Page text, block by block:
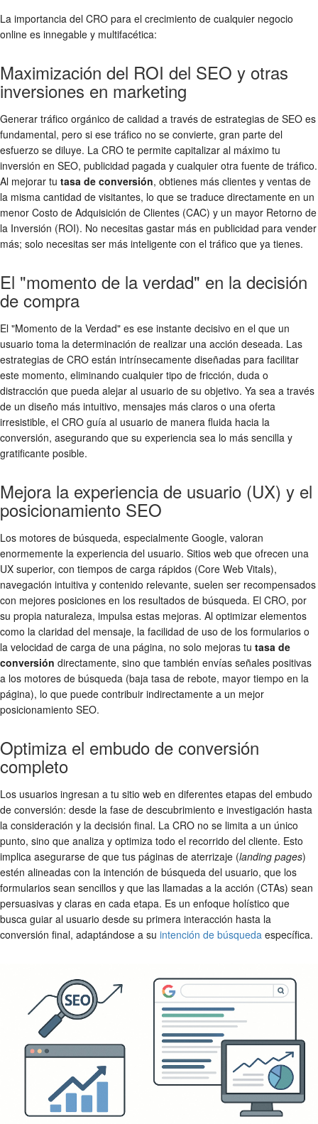
La importancia del CRO para el crecimiento de cualquier negocio
online es innegable y multifacética:
Maximización del ROI del SEO y otras
inversiones en marketing
Generar tráfico orgánico de calidad a través de estrategias de SEO es
fundamental, pero si ese tráfico no se convierte, gran parte del
esfuerzo se diluye. La CRO te permite capitalizar al máximo tu
inversión en SEO, publicidad pagada y cualquier otra fuente de tráfico.
Al mejorar tu tasa de conversión, obtienes más clientes y ventas de
la misma cantidad de visitantes, lo que se traduce directamente en un
menor Costo de Adquisición de Clientes (CAC) y un mayor Retorno de
la Inversión (ROI). No necesitas gastar más en publicidad para vender
más; solo necesitas ser más inteligente con el tráfico que ya tienes.
El "momento de la verdad" en la decisión
de compra
El "Momento de la Verdad" es ese instante decisivo en el que un
usuario toma la determinación de realizar una acción deseada. Las
estrategias de CRO están intrínsecamente diseñadas para facilitar
este momento, eliminando cualquier tipo de fricción, duda o
distracción que pueda alejar al usuario de su objetivo. Ya sea a través
de un diseño más intuitivo, mensajes más claros o una oferta
irresistible, el CRO guía al usuario de manera fluida hacia la
conversión, asegurando que su experiencia sea lo más sencilla y
gratificante posible.
Mejora la experiencia de usuario (UX) y el
posicionamiento SEO
Los motores de búsqueda, especialmente Google, valoran
enormemente la experiencia del usuario. Sitios web que ofrecen una
UX superior, con tiempos de carga rápidos (Core Web Vitals),
navegación intuitiva y contenido relevante, suelen ser recompensados
con mejores posiciones en los resultados de búsqueda. El CRO, por
su propia naturaleza, impulsa estas mejoras. Al optimizar elementos
como la claridad del mensaje, la facilidad de uso de los formularios o
la velocidad de carga de una página, no solo mejoras tu tasa de
conversión directamente, sino que también envías señales positivas
a los motores de búsqueda (baja tasa de rebote, mayor tiempo en la
página), lo que puede contribuir indirectamente a un mejor
posicionamiento SEO.
Optimiza el embudo de conversión
completo
Los usuarios ingresan a tu sitio web en diferentes etapas del embudo
de conversión: desde la fase de descubrimiento e investigación hasta
la consideración y la decisión final. La CRO no se limita a un único
punto, sino que analiza y optimiza todo el recorrido del cliente. Esto
implica asegurarse de que tus páginas de aterrizaje (landing pages)
estén alineadas con la intención de búsqueda del usuario, que los
formularios sean sencillos y que las llamadas a la acción (CTAs) sean
persuasivas y claras en cada etapa. Es un enfoque holístico que
busca guiar al usuario desde su primera interacción hasta la
conversión final, adaptándose a su intención de búsqueda específica.